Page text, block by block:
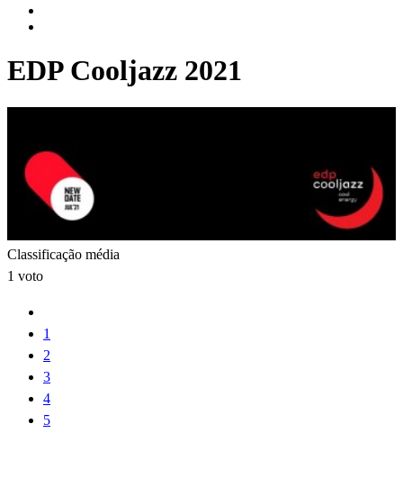
EDP Cooljazz 2021
Classificação média
1 voto
1
2
3
4
5